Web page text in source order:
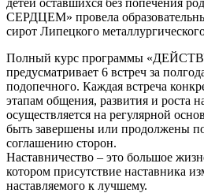
детей оставшихся без попечения
СЕРДЦЕМ» провела
сирот Липецкого
Полный курс программы
предусматривает 6 встреч за
подопечного. Каждая встреча
этапам общения, развития и роста
осуществляется на регулярной
быть завершены или продолжены
соглашению сторон.
Наставничество – это большое
котором присутствие наставника
наставляемого к лучшему.